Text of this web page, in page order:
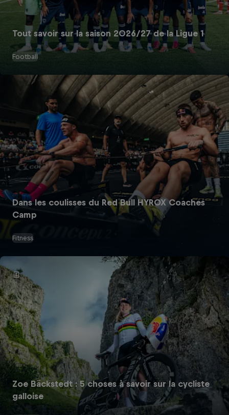
Tout savoir sur la saison 2026/27 de la Ligue 1
Football
Dans les coulisses du Red Bull HYROX Coaches
Camp
Fitness
Zoe Bäckstedt : 5 choses à savoir sur la cycliste
galloise